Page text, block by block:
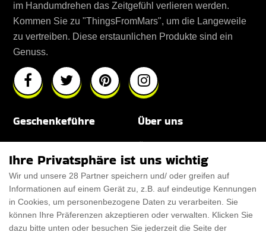
im Handumdrehen das Zeitgefühl verlieren werden.
Kommen Sie zu "ThingsFromMars", um die Langeweile
zu vertreiben. Diese erstaunlichen Produkte sind ein
Genuss.
Geschenkeführe
Für Haustiere
ThanksGiving
Über uns
Rabattcode
Trendiger Rabattcode
Ihre Privatsphäre ist uns wichtig
Wir und unsere 28 Partner speichern und/ oder greifen auf
Informationen auf einem Gerät zu, z.B. auf eindeutige Kennungen
in Cookies, um personenbezogene Daten zu verarbeiten. Sie
können Ihre Präferenzen akzeptieren oder verwalten. Klicken Sie
dazu bitte unten oder besuchen Sie jederzeit die Seite der